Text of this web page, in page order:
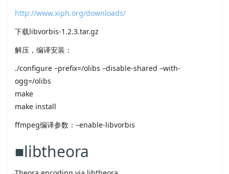
http://www.xiph.org/downloads/
下载libvorbis-1.2.3.tar.gz
解压，编译安装：
./configure –prefix=/olibs –disable-shared –with-
ogg=/olibs
make
make install
ffmpeg编译参数：–enable-libvorbis
■libtheora